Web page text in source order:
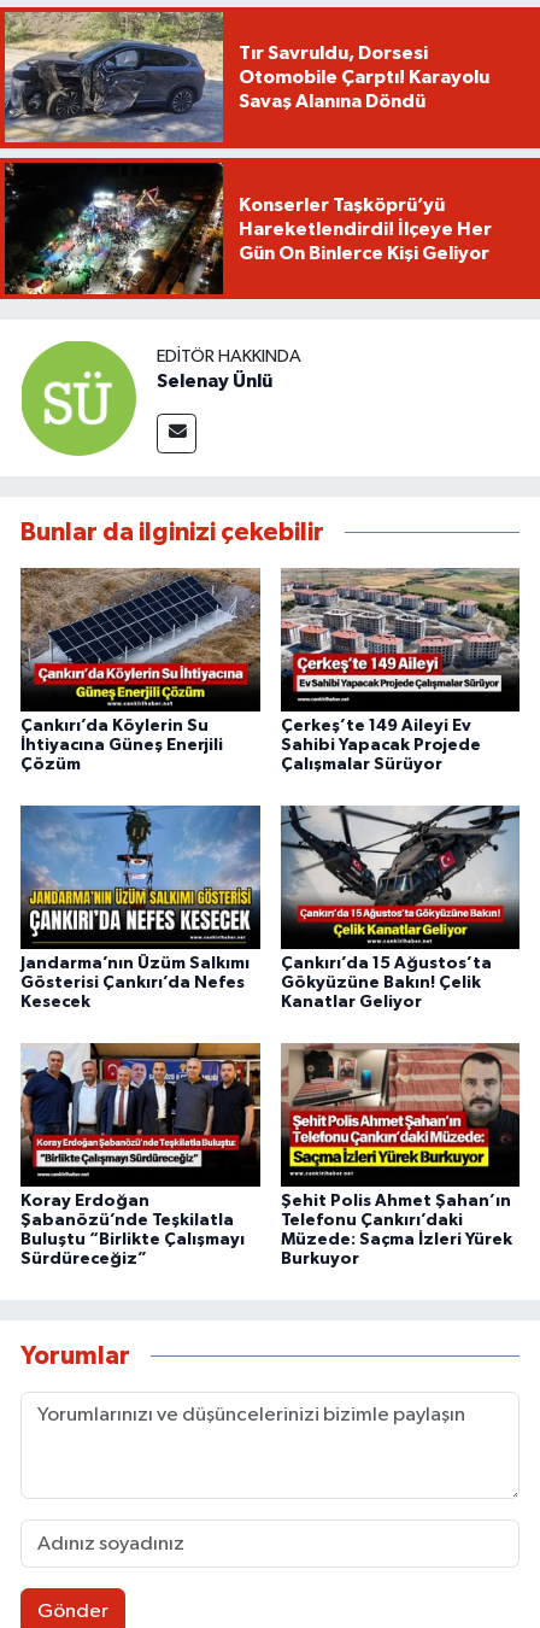
Tır Savruldu, Dorsesi
Otomobile Çarptı! Karayolu
Savaş Alanına Döndü
Konserler Taşköprü’yü
Hareketlendirdi! İlçeye Her
Gün On Binlerce Kişi Geliyor
EDITÖR HAKKINDA
Selenay Ünlü
Bunlar da ilginizi çekebilir
Çankırı’da Köylerin Su
İhtiyacına Güneş Enerjili
Çözüm
Çerkeş’te 149 Aileyi Ev
Sahibi Yapacak Projede
Çalışmalar Sürüyor
Jandarma’nın Üzüm Salkımı
Gösterisi Çankırı’da Nefes
Kesecek
Çankırı’da 15 Ağustos’ta
Gökyüzüne Bakın! Çelik
Kanatlar Geliyor
Koray Erdoğan
Şabanözü’nde Teşkilatla
Buluştu “Birlikte Çalışmayı
Sürdüreceğiz”
Şehit Polis Ahmet Şahan’ın
Telefonu Çankırı’daki
Müzede: Saçma İzleri Yürek
Burkuyor
Yorumlar
Gönder